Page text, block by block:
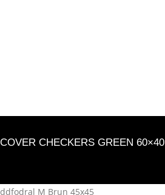
CHECKERS GREEN 60×40